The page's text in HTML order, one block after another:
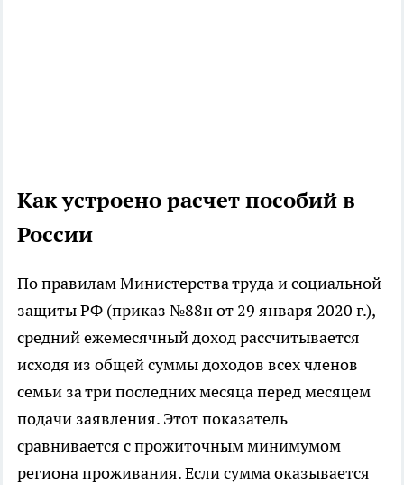
Как устроено расчет пособий в
России
По правилам Министерства труда и социальной
защиты РФ (приказ №88н от 29 января 2020 г.),
средний ежемесячный доход рассчитывается
исходя из общей суммы доходов всех членов
семьи за три последних месяца перед месяцем
подачи заявления. Этот показатель
сравнивается с прожиточным минимумом
региона проживания. Если сумма оказывается